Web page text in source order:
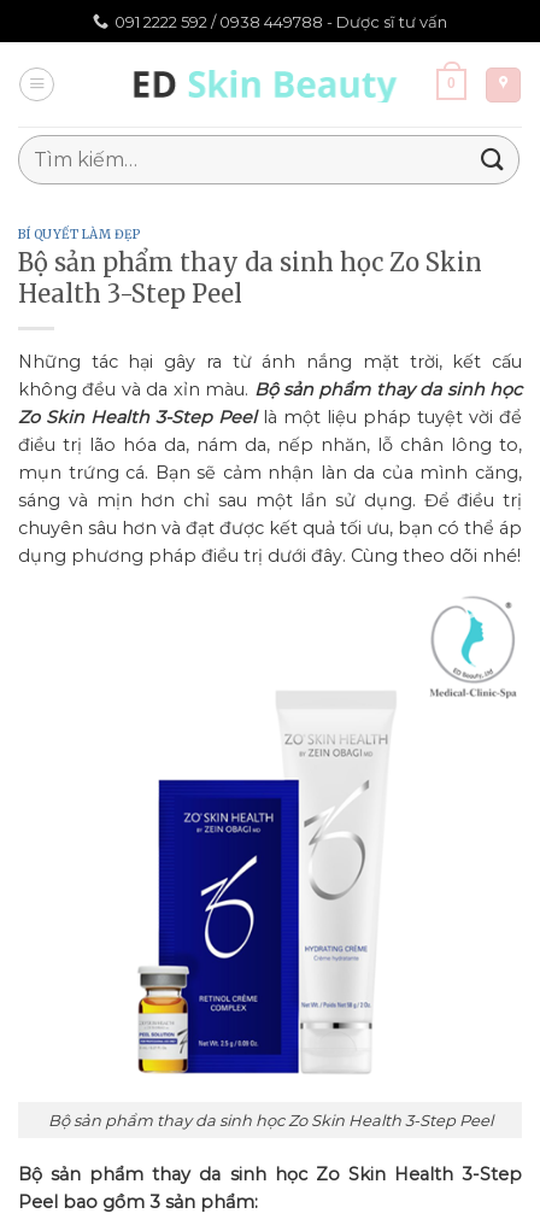
đến
nội
dung
091 2222 592 / 0938 449788 - Dược sĩ tư vấn
0
Tìm
kiếm:
BÍ QUYẾT LÀM ĐẸP
Bộ sản phẩm thay da sinh học Zo Skin
Health 3-Step Peel
Những tác hại gây ra từ ánh nắng mặt trời, kết cấu
không đều và da xỉn màu. Bộ sản phẩm thay da sinh học
Zo Skin Health 3-Step Peel là một liệu pháp tuyệt vời để
điều trị lão hóa da, nám da, nếp nhăn, lỗ chân lông to,
mụn trứng cá. Bạn sẽ cảm nhận làn da của mình căng,
sáng và mịn hơn chỉ sau một lần sử dụng. Để điều trị
chuyên sâu hơn và đạt được kết quả tối ưu, bạn có thể áp
dụng phương pháp điều trị dưới đây. Cùng theo dõi nhé!
Bộ sản phẩm thay da sinh học Zo Skin Health 3-Step Peel
Bộ sản phẩm thay da sinh học Zo Skin Health 3-Step
Peel bao gồm 3 sản phẩm: